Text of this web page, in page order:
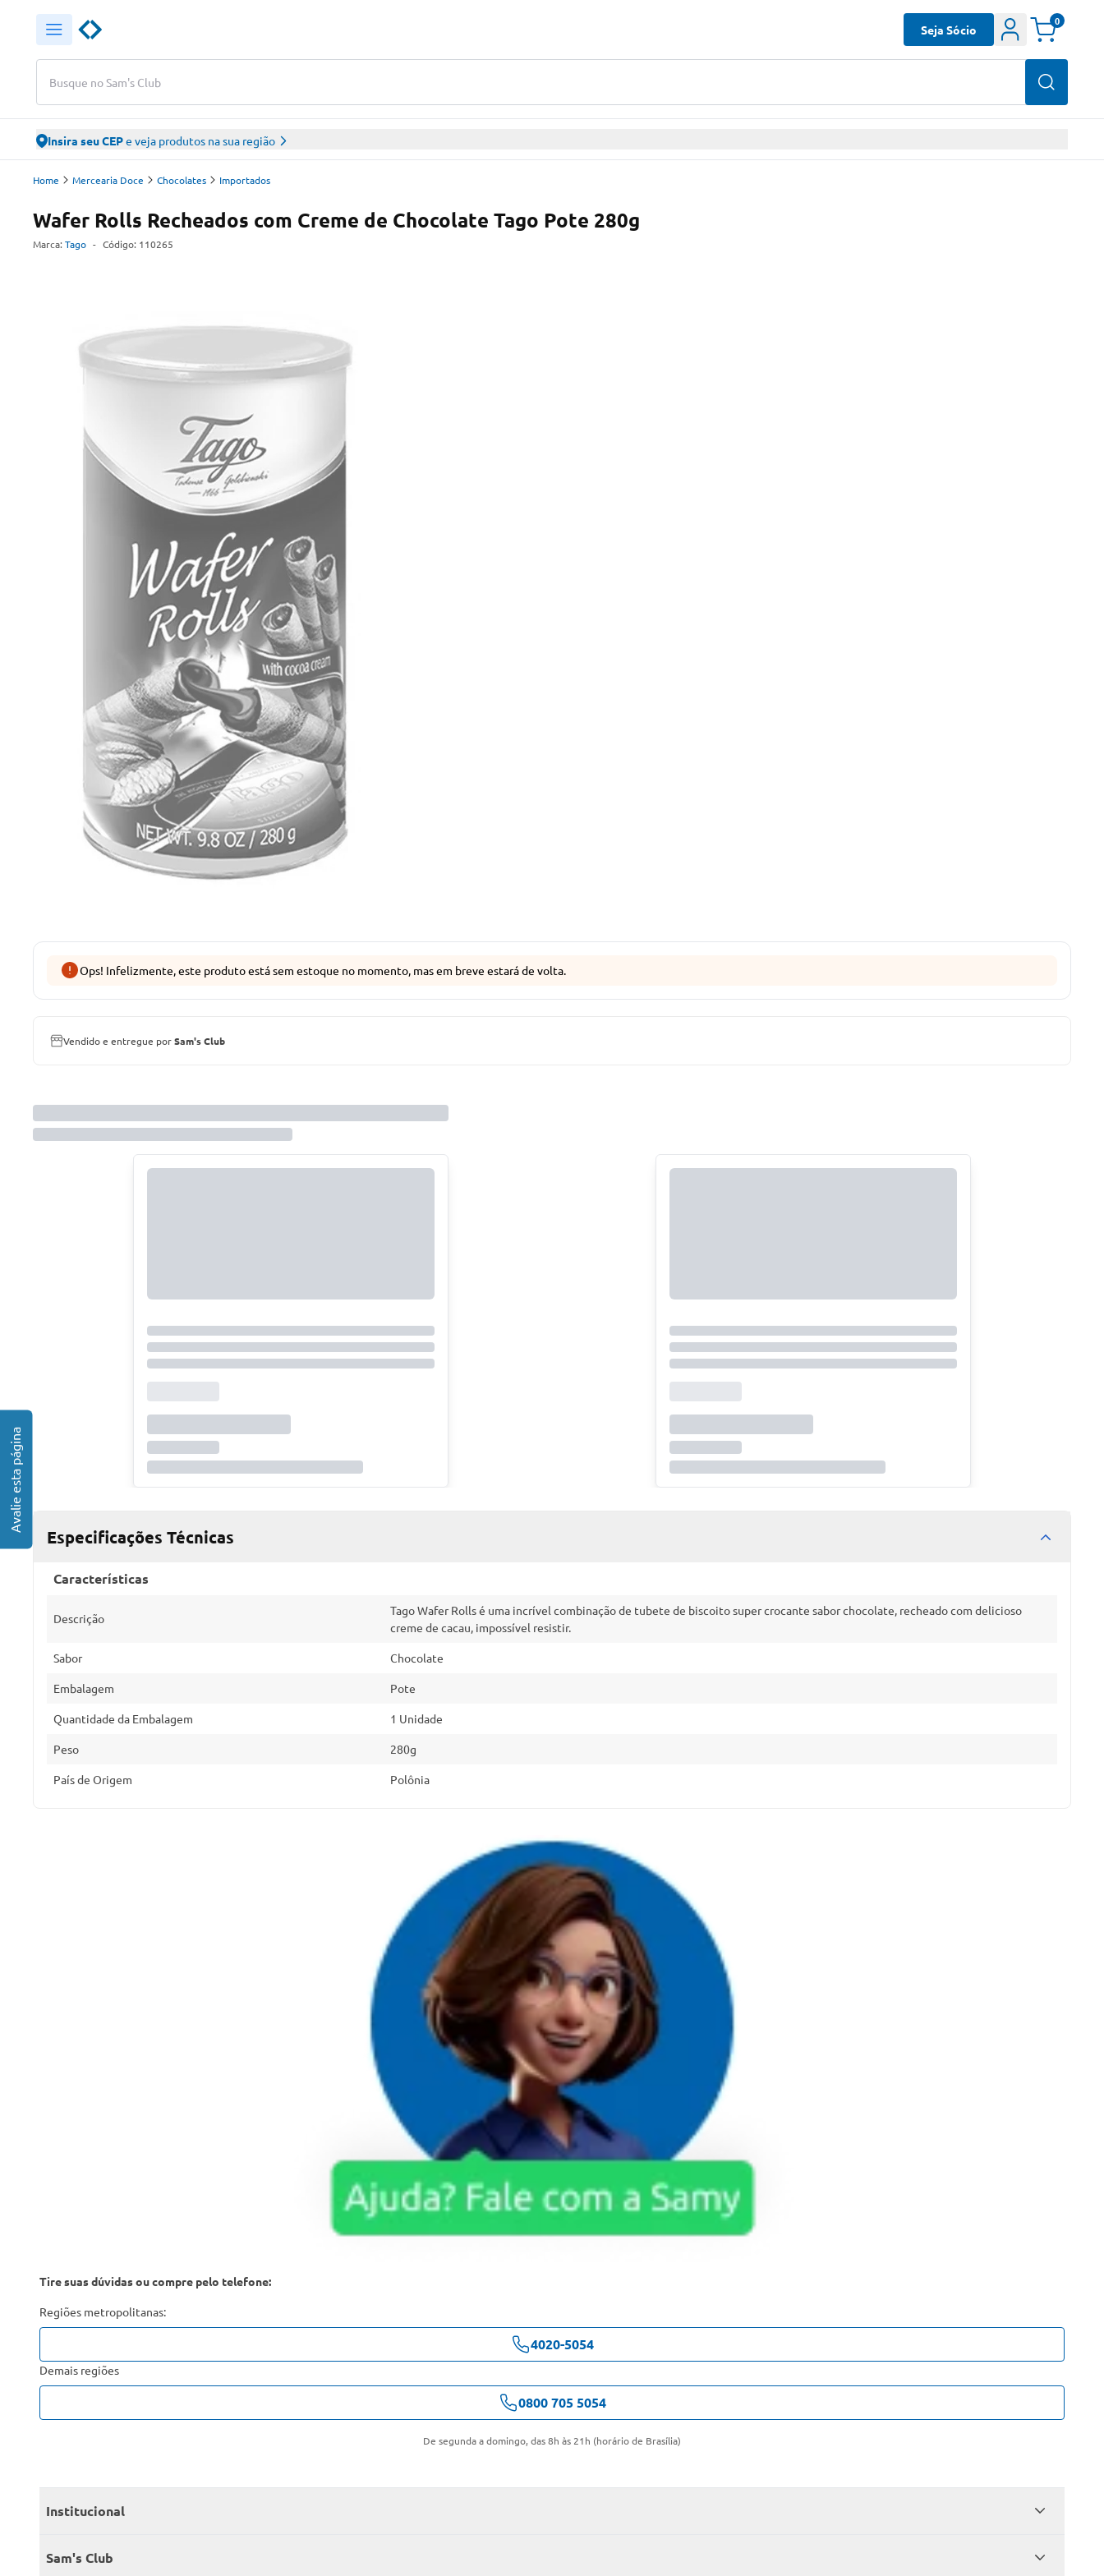
Busque no Sam's Club
Seja Sócio
0
Insira seu CEPe veja produtos na sua região
Home Mercearia Doce Chocolates Importados
Wafer Rolls Recheados com Creme de Chocolate Tago Pote 280g
Marca: Tago - Código: 110265
Ops! Infelizmente, este produto está sem estoque no momento, mas em breve estará de volta.
Vendido e entregue porSam's Club
Especificações Técnicas
Características
Descrição
Tago Wafer Rolls é uma incrível combinação de tubete de biscoito super crocante sabor chocolate, recheado com delicioso
creme de cacau, impossível resistir.
Sabor Chocolate
Embalagem Pote
Quantidade da Embalagem 1 Unidade
Peso 280g
País de Origem Polônia
Tire suas dúvidas ou compre pelo telefone:
Regiões metropolitanas:
4020-5054
Demais regiões
0800 705 5054
De segunda a domingo, das 8h às 21h (horário de Brasília)
Institucional
Quem somos
Sam's Club